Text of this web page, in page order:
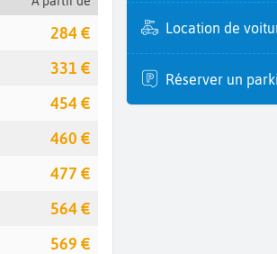
284 €
331 €
454 €
460 €
477 €
564 €
569 €
Location de
Réserver un